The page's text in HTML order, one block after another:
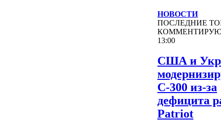
НОВОСТИ
ПОСЛЕДНИЕ
13:00
США и
С-300 из-за
дефицита
Patriot